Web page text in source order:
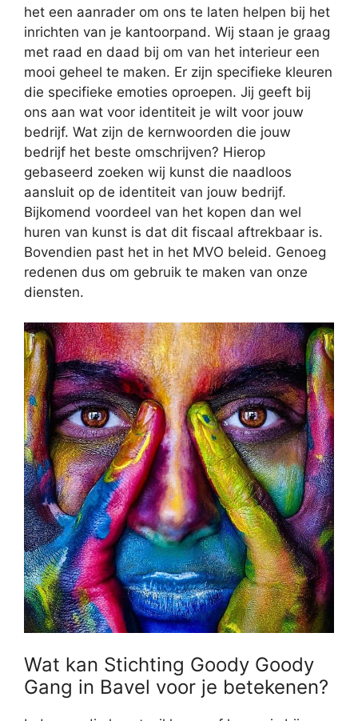
het een aanrader om ons te laten helpen bij het
inrichten van je kantoorpand. Wij staan je graag
met raad en daad bij om van het interieur een
mooi geheel te maken. Er zijn specifieke kleuren
die specifieke emoties oproepen. Jij geeft bij
ons aan wat voor identiteit je wilt voor jouw
bedrijf. Wat zijn de kernwoorden die jouw
bedrijf het beste omschrijven? Hierop
gebaseerd zoeken wij kunst die naadloos
aansluit op de identiteit van jouw bedrijf.
Bijkomend voordeel van het kopen dan wel
huren van kunst is dat dit fiscaal aftrekbaar is.
Bovendien past het in het MVO beleid. Genoeg
redenen dus om gebruik te maken van onze
diensten.
Wat kan Stichting Goody Goody
Gang in Bavel voor je betekenen?